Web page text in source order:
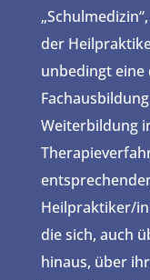
der
unbedingt
Weiterbildung
Heilpraktiker/
die sich, auch
hinaus, über